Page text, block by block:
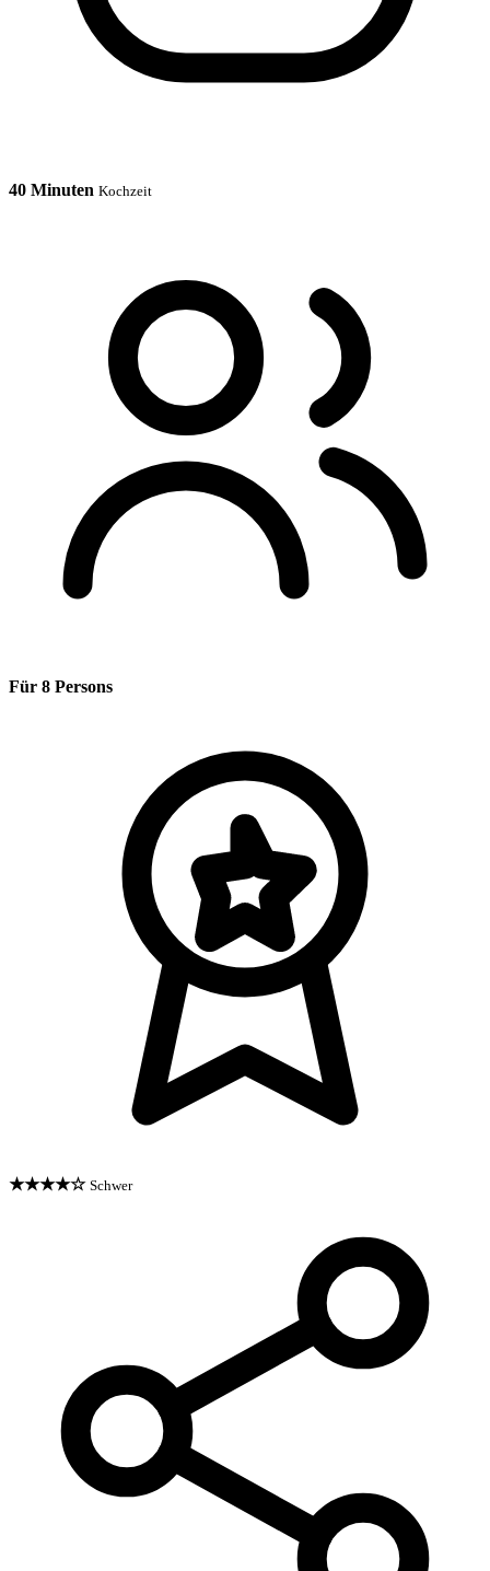
40 Minuten Kochzeit
Für 8 Persons
★★★★☆ Schwer